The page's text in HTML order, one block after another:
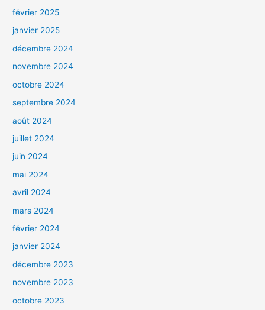
février 2025
janvier 2025
décembre 2024
novembre 2024
octobre 2024
septembre 2024
août 2024
juillet 2024
juin 2024
mai 2024
avril 2024
mars 2024
février 2024
janvier 2024
décembre 2023
novembre 2023
octobre 2023